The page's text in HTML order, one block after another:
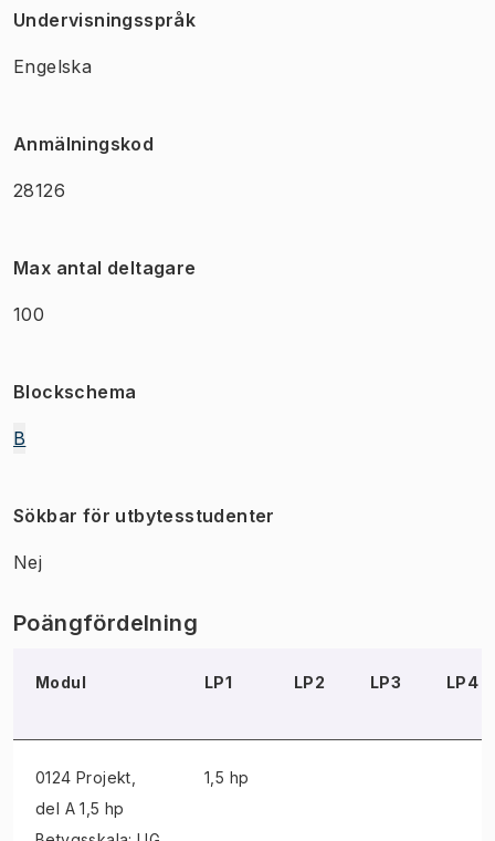
Undervisningsspråk
Engelska
Anmälningskod
28126
Max antal deltagare
100
Blockschema
B
Sökbar för utbytesstudenter
Nej
Poängfördelning
Modul LP1 LP2 LP3 LP4
0124 Projekt
del A 1,5 hp
1,5 hp